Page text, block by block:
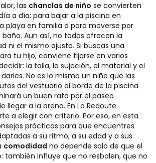
las chanclas de niño se convierten
a día: para bajar a la piscina en
playa en familia o para moverse por
Aun así, no todas ofrecen la
ni el mismo ajuste. Si buscas una
tu hijo, conviene fijarse en varios
la talla, la sujeción, el material y el
No es lo mismo un niño que las
del vestuario al borde de la piscina
un buen rato por el paseo
llegar a la arena. En La Redoute
a elegir con criterio. Por eso, en esta
prácticos para que encuentres
a su ritmo, a su edad y a sus
comodidad no depende solo de que el
también influye que no resbalen, que no